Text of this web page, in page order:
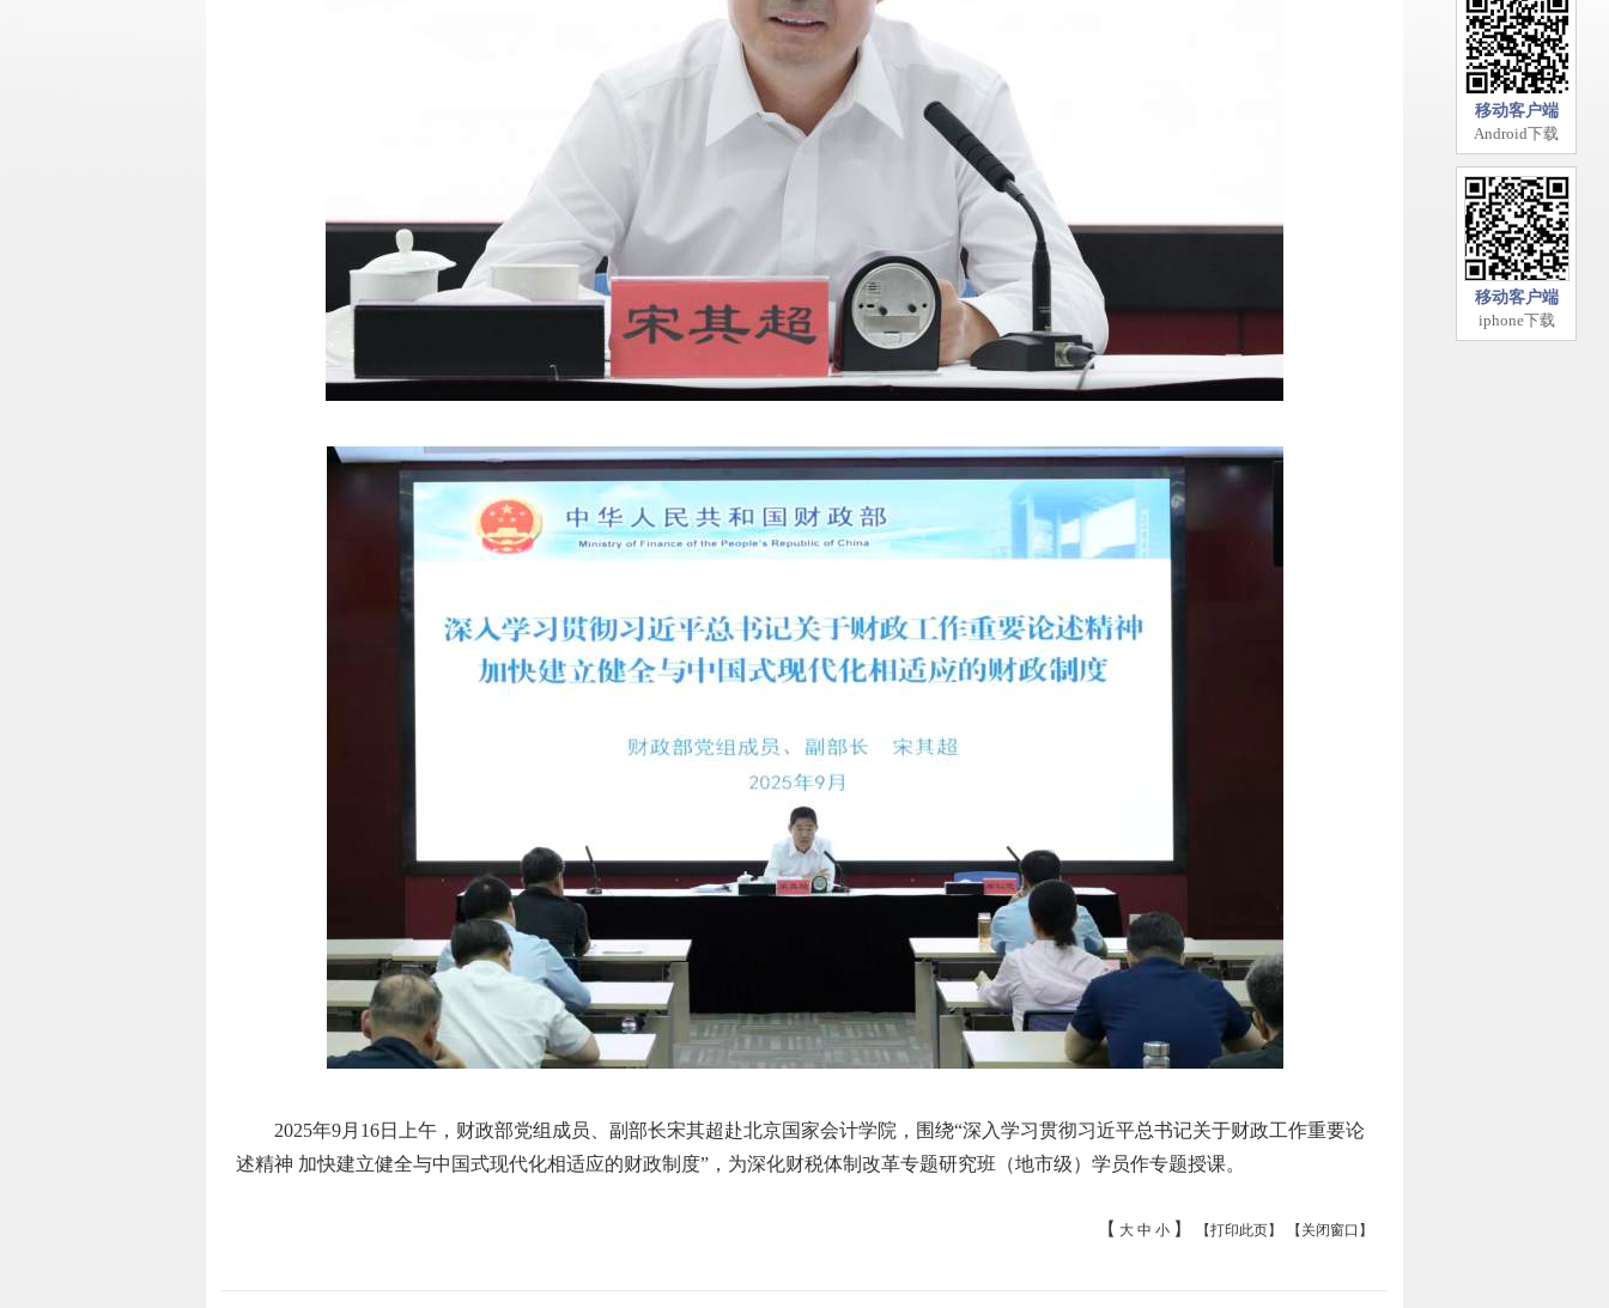
2025年9月16日上午，财政部党组成员、副部长宋其超赴北京国家会计学院，围绕“深入学习贯彻习近平总书记关于财政工作重要论
述精神 加快建立健全与中国式现代化相适应的财政制度”，为深化财税体制改革专题研究班（地市级）学员作专题授课。
【 大 中 小 】 【打印此页】 【关闭窗口】
移动客户端
Android下载
移动客户端
iphone下载